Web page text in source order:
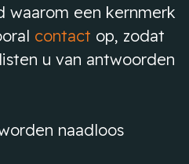
waarom een kernmerk
contact op, zodat
u van antwoorden
naadloos